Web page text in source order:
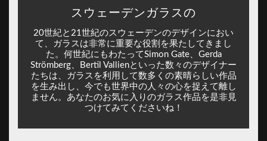
スウェーデンガラスの
20世紀と21世紀のスウェーデンのデザインにおい
て、ガラスは非常に重要な役割を果たしてきまし
た。何世紀にもわたってSimon Gate、Gerda
Strömberg、Bertil Vallienといった数々のデザイナー
たちは、ガラスを利用して数多くの素晴らしい作品
を生み出し、今でも世界中の人々の心を捉えて離し
ません。あなたのお気に入りのガラス作品を是非見
つけてみてくださいね！